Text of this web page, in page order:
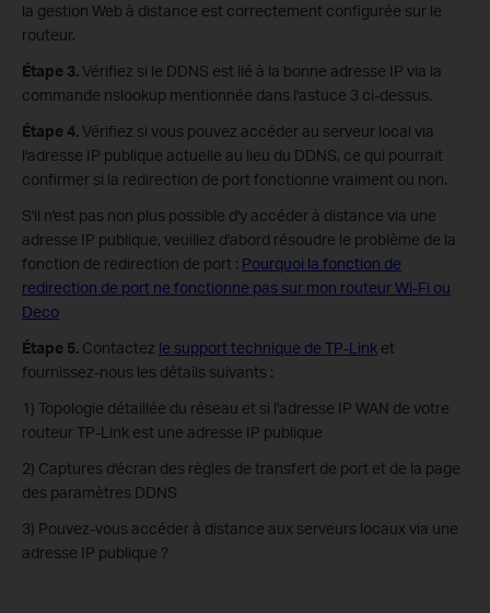
la gestion Web à distance est correctement configurée sur le
routeur.
Étape 3.Vérifiez si le DDNS est lié à la bonne adresse IP via la
commande nslookup mentionnée dans l'astuce 3 ci-dessus.
Étape 4.Vérifiez si vous pouvez accéder au serveur local via
l'adresse IP publique actuelle au lieu du DDNS, ce qui pourrait
confirmer si la redirection de port fonctionne vraiment ou non.
S'il n'est pas non plus possible d'y accéder à distance via une
adresse IP publique, veuillez d'abord résoudre le problème de la
fonction de redirection de port : Pourquoi la fonction de
redirection de port ne fonctionne pas sur mon routeur Wi-Fi ou
Deco
Étape 5. Contactez le support technique de TP-Link et
fournissez-nous les détails suivants :
1) Topologie détaillée du réseau et si l'adresse IP WAN de votre
routeur TP-Link est une adresse IP publique
2) Captures d'écran des règles de transfert de port et de la page
des paramètres DDNS
3) Pouvez-vous accéder à distance aux serveurs locaux via une
adresse IP publique ?